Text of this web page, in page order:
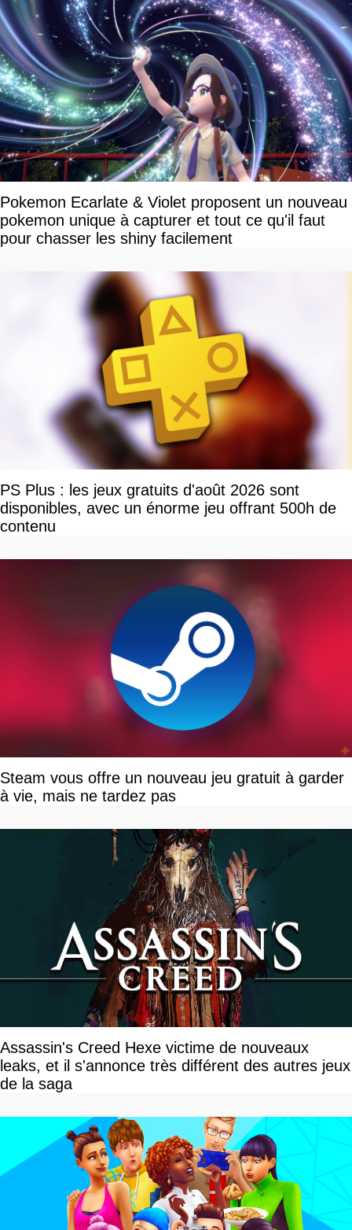
Pokemon Ecarlate & Violet proposent un nouveau
pokemon unique à capturer et tout ce qu'il faut
pour chasser les shiny facilement
PS Plus : les jeux gratuits d'août 2026 sont
disponibles, avec un énorme jeu offrant 500h de
contenu
Steam vous offre un nouveau jeu gratuit à garder
à vie, mais ne tardez pas
Assassin's Creed Hexe victime de nouveaux
leaks, et il s'annonce très différent des autres jeux
de la saga